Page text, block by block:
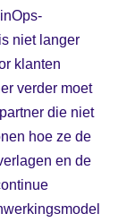
niet langer
klanten
verder moet
die niet
hoe ze de
en de